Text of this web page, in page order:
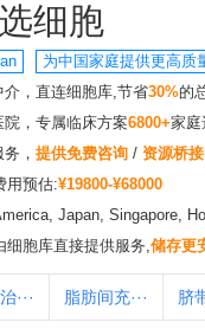
细胞
为中国家庭提供更高质
介，直连细胞库,节省30%的
院，专属临床方案6800+家庭
， 提供免费咨询 / 资源桥接
用预估:¥19800-¥68000
Japan, Singapore,
细胞库直接提供服务,储存更
··· 脂肪间充··· 脐